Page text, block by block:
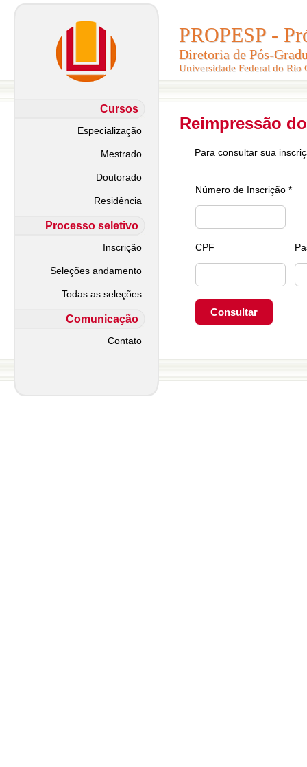
PROPESP -
Diretoria de Pós-
Universidade Federal do Rio
PROPESP -
Diretoria de Pós-
Universidade Federal do Rio
Cursos
Especialização
Mestrado
Doutorado
Residência
Processo seletivo
Inscrição
Seleções andamento
Todas as seleções
Comunicação
Contato
Reimpressão
Para consultar sua
Número de Inscrição *
CPF